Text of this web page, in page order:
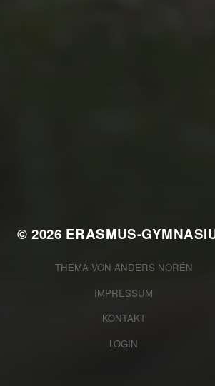
© 2026 ERASMUS-
THEMA VON ANDERS NORÉN
IMPRESSUM
KONTAKT
LOGIN